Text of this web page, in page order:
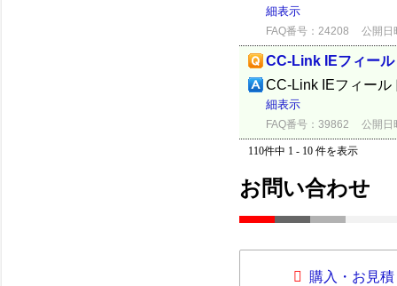
細表示
FAQ番号：24208 公開日
CC-Link IEフィー
CC-Link IEフィー
細表示
FAQ番号：39862 公開日
110件中 1 - 10 件を表示
お問い合わせ
購入・お見